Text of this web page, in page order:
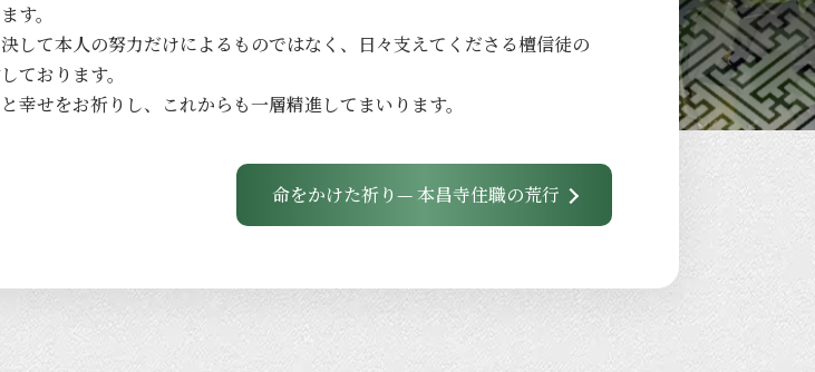
す。
決して本人の努力だけによる ものではなく、 日々支えてくださる檀信徒の
ております。
幸せをお祈りし、 これからも一層精進してまいります。
命をかけた祈り— 本昌寺住職の荒行